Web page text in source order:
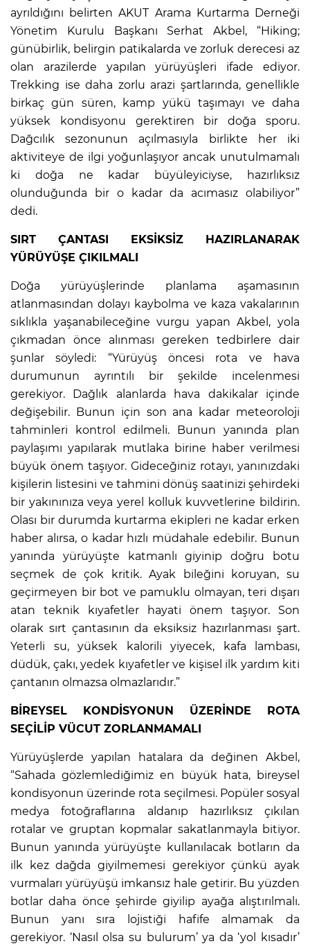
ayrıldığını belirten AKUT Arama Kurtarma Derneği
Yönetim Kurulu Başkanı Serhat Akbel, “Hiking;
günübirlik, belirgin patikalarda ve zorluk derecesi az
olan arazilerde yapılan yürüyüşleri ifade ediyor.
Trekking ise daha zorlu arazi şartlarında, genellikle
birkaç gün süren, kamp yükü taşımayı ve daha
yüksek kondisyonu gerektiren bir doğa sporu.
Dağcılık sezonunun açılmasıyla birlikte her iki
aktiviteye de ilgi yoğunlaşıyor ancak unutulmamalı
ki doğa ne kadar büyüleyiciyse, hazırlıksız
olunduğunda bir o kadar da acımasız olabiliyor”
dedi.
SIRT ÇANTASI EKSİKSİZ HAZIRLANARAK
YÜRÜYÜŞE ÇIKILMALI
Doğa yürüyüşlerinde planlama aşamasının
atlanmasından dolayı kaybolma ve kaza vakalarının
sıklıkla yaşanabileceğine vurgu yapan Akbel, yola
çıkmadan önce alınması gereken tedbirlere dair
şunlar söyledi: “Yürüyüş öncesi rota ve hava
durumunun ayrıntılı bir şekilde incelenmesi
gerekiyor. Dağlık alanlarda hava dakikalar içinde
değişebilir. Bunun için son ana kadar meteoroloji
tahminleri kontrol edilmeli. Bunun yanında plan
paylaşımı yapılarak mutlaka birine haber verilmesi
büyük önem taşıyor. Gideceğiniz rotayı, yanınızdaki
kişilerin listesini ve tahmini dönüş saatinizi şehirdeki
bir yakınınıza veya yerel kolluk kuvvetlerine bildirin.
Olası bir durumda kurtarma ekipleri ne kadar erken
haber alırsa, o kadar hızlı müdahale edebilir. Bunun
yanında yürüyüşte katmanlı giyinip doğru botu
seçmek de çok kritik. Ayak bileğini koruyan, su
geçirmeyen bir bot ve pamuklu olmayan, teri dışarı
atan teknik kıyafetler hayati önem taşıyor. Son
olarak sırt çantasının da eksiksiz hazırlanması şart.
Yeterli su, yüksek kalorili yiyecek, kafa lambası,
düdük, çakı, yedek kıyafetler ve kişisel ilk yardım kiti
çantanın olmazsa olmazlarıdır.”
BİREYSEL KONDİSYONUN ÜZERİNDE ROTA
SEÇİLİP VÜCUT ZORLANMAMALI
Yürüyüşlerde yapılan hatalara da değinen Akbel,
“Sahada gözlemlediğimiz en büyük hata, bireysel
kondisyonun üzerinde rota seçilmesi. Popüler sosyal
medya fotoğraflarına aldanıp hazırlıksız çıkılan
rotalar ve gruptan kopmalar sakatlanmayla bitiyor.
Bunun yanında yürüyüşte kullanılacak botların da
ilk kez dağda giyilmemesi gerekiyor çünkü ayak
vurmaları yürüyüşü imkansız hale getirir. Bu yüzden
botlar daha önce şehirde giyilip ayağa alıştırılmalı.
Bunun yanı sıra lojistiği hafife almamak da
gerekiyor. ‘Nasıl olsa su bulurum’ ya da ‘yol kısadır’